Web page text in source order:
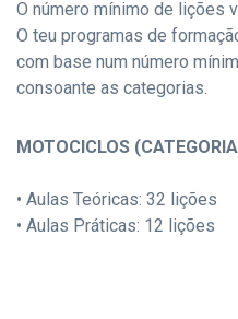
O número mínimo de lições
O teu programas de
com base num número
consoante as categorias.
MOTOCICLOS
• Aulas Teóricas: 32 lições
• Aulas Práticas: 12 lições